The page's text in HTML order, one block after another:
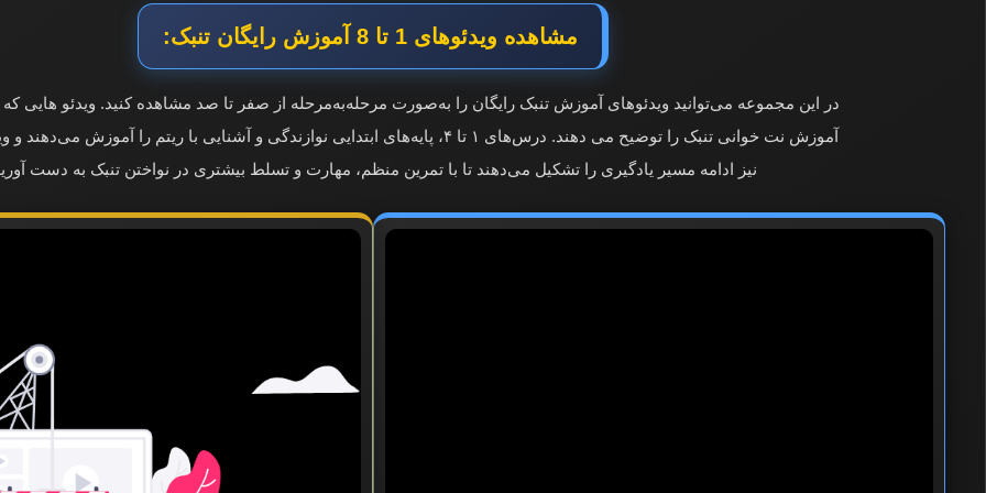
مشاهده ویدئوهای 1 تا 8 آموزش رایگان تنبک:
در این مجموعه می‌توانید ویدئوهای آموزش تنبک رایگان را به‌صورت مرحله‌به‌مرحله از صفر تا صد مشاهده کنید. ویدئو هایی
نیز ادامه مسیر یادگیری را تشکیل می‌دهند تا با تمرین منظم، مهارت و تسلط بیشتری در نواختن تنبک به دست